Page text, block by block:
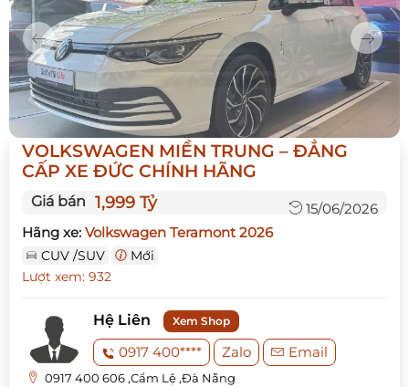
Previous Next
VOLKSWAGEN MIỀN TRUNG – ĐẲNG
CẤP XE ĐỨC CHÍNH HÃNG
15/06/2026
Giá bán 1,999 Tỷ
Hãng xe: Volkswagen Teramont 2026
CUV /SUV
Mới
Lượt xem: 932
Hệ Liên Xem Shop
0917 400**** Zalo Email
0917 400 606 ,Cẩm Lệ ,Đà Nẵng